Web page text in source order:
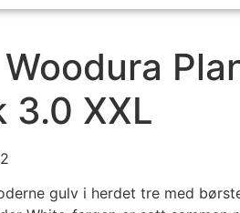
3.0 XXL
gulv i herdet tre med